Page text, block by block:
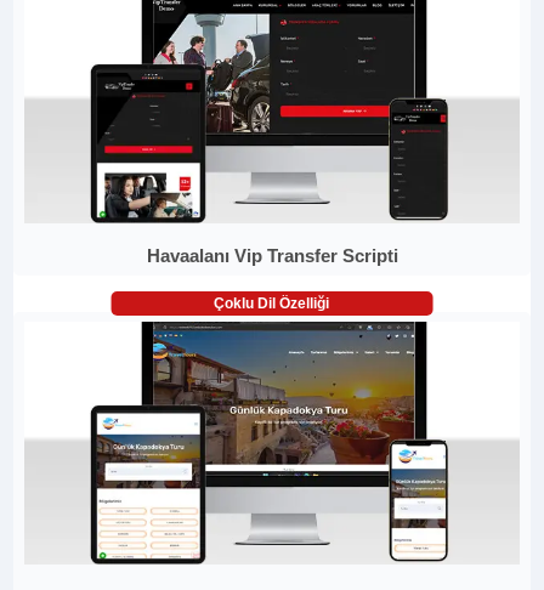
Havaalanı Vip Transfer Scripti
Çoklu Dil Özelliği